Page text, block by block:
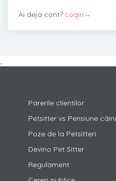
Ai deja cont? Login→
;
Parerile clientilor
Petsitter vs Pensiune câini
Poze de la Petsitteri
Devino Pet Sitter
Regulament